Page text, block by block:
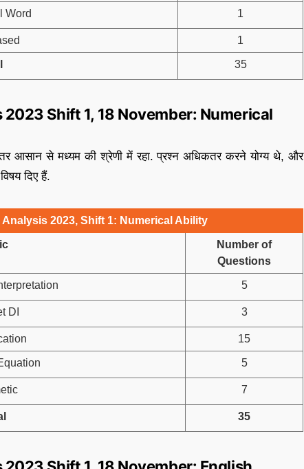
Word 1
1
35
Shift 1, 18 November: Numerical
आसान से मध्यम की श्रेणी में रहा. प्रश्न अधिकतर करने योग्य थे, और
दिए हैं.
2023, Shift 1: Numerical Ability
Number of
Questions
5
DI 3
15
5
7
35